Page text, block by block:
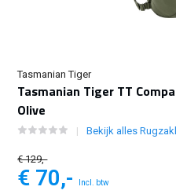
Tasmanian Tiger
Tasmanian Tiger TT
Olive
Bekijk alles
€ 129,-
€ 70,- Incl. btw